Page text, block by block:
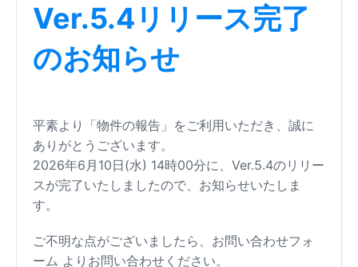
Ver.5.4リリース完了
のお知らせ
平素より「物件の報告」をご利用いただき、誠に
ありがとうございます。
2026年6月10日(水) 14時00分に、Ver.5.4のリリー
スが完了いたしましたので、お知らせいたしま
す。
ご不明な点がございましたら、お問い合わせフォ
ーム よりお問い合わせください。